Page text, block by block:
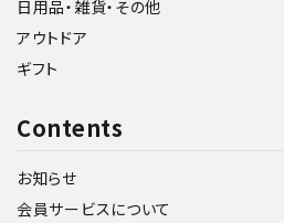
日用品・雑貨・その他
アウトドア
ギフト
Contents
お知らせ
会員サービスについて